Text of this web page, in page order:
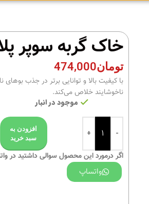
خاک گربه سوپر
تومان474,000
با کیفیت بالا و توانایی برتر در جذب
ناخوشایند خلاص می‌کند.
موجود در انبار
افزودن به
سبد خرید
اگر درمورد این محصول سوالی داشتید در
واتساپ